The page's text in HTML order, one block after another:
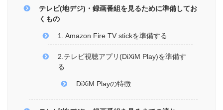
テレビ(地デジ)・録画番組を見るために準備してお
くもの
1. Amazon Fire TV stickを準備する
2.テレビ視聴アプリ(DiXiM Play)を準備す
る
DiXiM Playの特徴